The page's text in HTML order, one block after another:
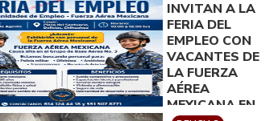
INVITAN A LA
FERIA DEL
EMPLEO CON
VACANTES DE
LA FUERZA
AÉREA
MEXICANA EN